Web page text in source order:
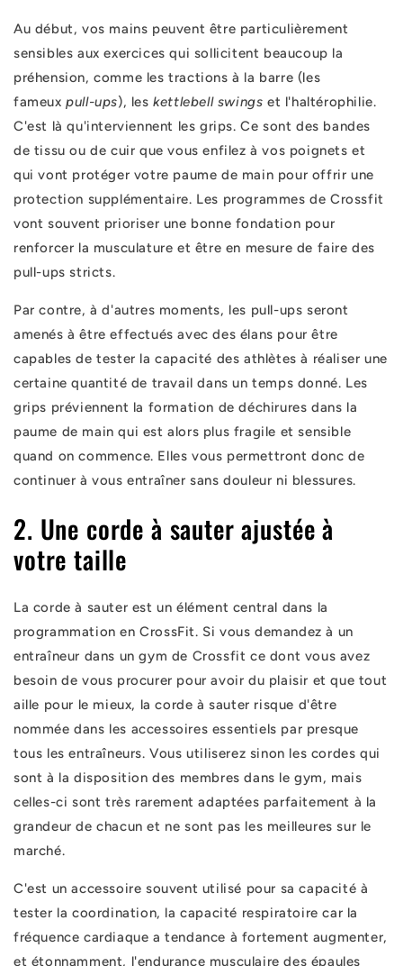
Au début, vos mains peuvent être particulièrement
sensibles aux exercices qui sollicitent beaucoup la
préhension, comme les tractions à la barre (les
fameuxpull-ups), leskettlebell swings et l'haltérophilie.
C'est là qu'interviennent les grips. Ce sont des bandes
de tissu ou de cuir que vous enfilez à vos poignets et
qui vont protéger votre paume de main pour offrir une
protection supplémentaire. Les programmes de Crossfit
vont souvent prioriser une bonne fondation pour
renforcer la musculature et être en mesure de faire des
pull-ups stricts.
Par contre, à d'autres moments, les pull-ups seront
amenés à être effectués avec des élans pour être
capables de tester la capacité des athlètes à réaliser une
certaine quantité de travail dans un temps donné. Les
grips préviennent la formation de déchirures dans la
paume de main qui est alors plus fragile et sensible
quand on commence. Elles vous permettront donc de
continuer à vous entraîner sans douleur ni blessures.
2. Une corde à sauter ajustée à
votre taille
La corde à sauter est un élément central dans la
programmation en CrossFit. Si vous demandez à un
entraîneur dans un gym de Crossfit ce dont vous avez
besoin de vous procurer pour avoir du plaisir et que tout
aille pour le mieux, la corde à sauter risque d'être
nommée dans les accessoires essentiels par presque
tous les entraîneurs. Vous utiliserez sinon les cordes qui
sont à la disposition des membres dans le gym, mais
celles-ci sont très rarement adaptées parfaitement à la
grandeur de chacun et ne sont pas les meilleures sur le
marché.
C'est un accessoire souvent utilisé pour sa capacité à
tester la coordination, la capacité respiratoire car la
fréquence cardiaque a tendance à fortement augmenter,
et étonnamment, l'endurance musculaire des épaules